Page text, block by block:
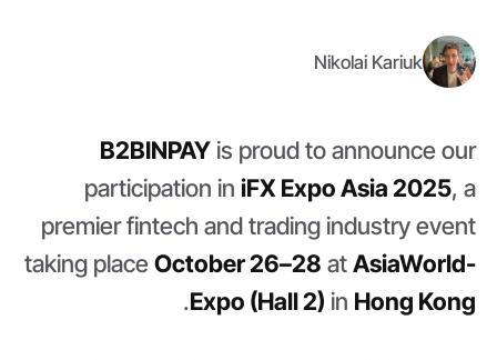
Nikolai Kariuk
B2BINPAYis proud to announce our
participation in iFX Expo Asia 2025, a
premier fintech and trading industry event
taking placeOctober 26–28 atAsiaWorld-
Expo (Hall 2) in Hong Kong
.